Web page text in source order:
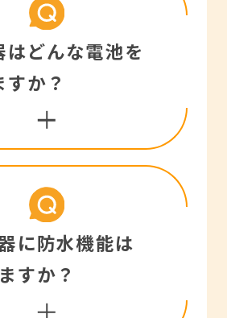
はどんな電池を
か？
用の空気電池を
す。どちらのメ
ものでも使用出
に防水機能は
すか？